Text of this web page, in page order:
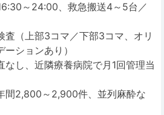
～24:00、救急搬送4～5台／
査（上部3コマ／下部3コマ、オリ
ションあり）
なし、近隣療養病院で月1回管理当
間2,800～2,900件、並列麻酔な